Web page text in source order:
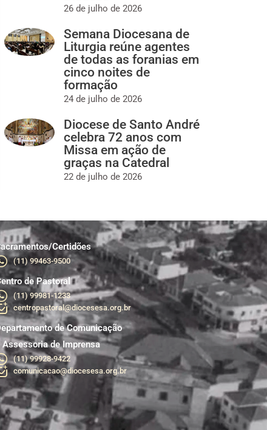
26 de julho de 2026
Semana Diocesana de
Liturgia reúne agentes
de todas as foranias em
cinco noites de
formação
24 de julho de 2026
Diocese de Santo André
celebra 72 anos com
Missa em ação de
graças na Catedral
22 de julho de 2026
Certidões
(11) 99463-9500
de Pastoral
(11) 99981-1233
centropastoral@diocesesa.org.br
de Comunicação
Assessoria de Imprensa
(11) 99928-9422
comunicacao@diocesesa.org.br